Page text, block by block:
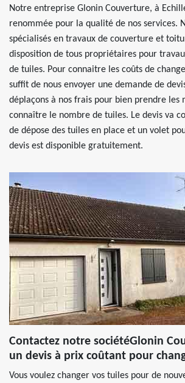
Notre entreprise Glonin Couverture, à
renommée pour la qualité de nos services.
spécialisés en travaux de couverture et
disposition de tous propriétaires pour
de tuiles. Pour connaitre les coûts de
suffit de nous envoyer une demande de
déplaçons à nos frais pour bien prendre les
connaître le nombre de tuiles. Le devis va
de dépose des tuiles en place et un volet
devis est disponible gratuitement.
Contactez notre sociétéGlonin
un devis à prix coûtant pour
Vous voulez changer vos tuiles pour de